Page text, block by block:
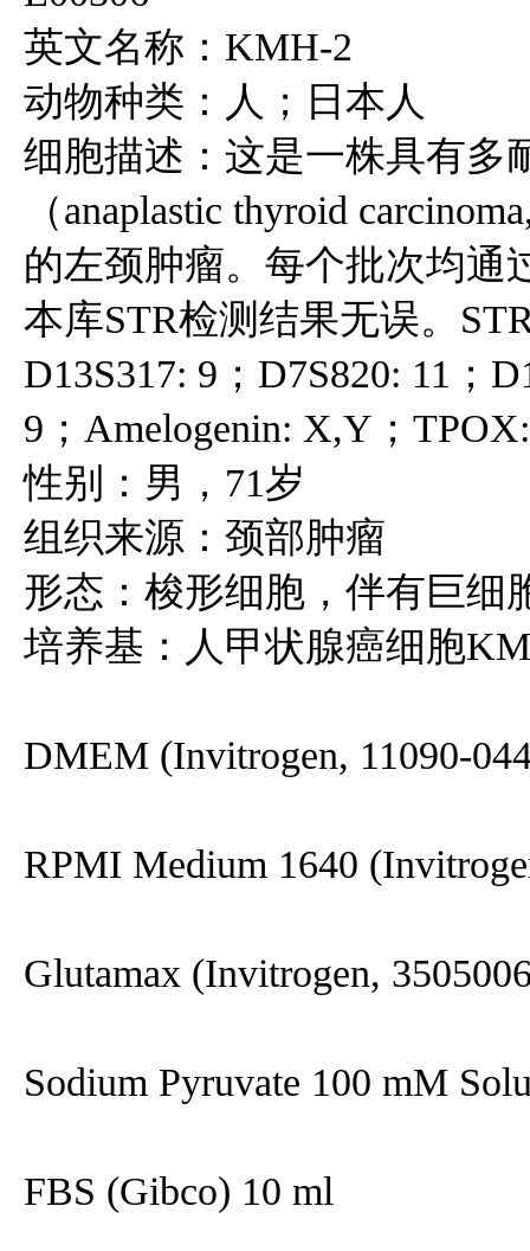
英文名称：KMH-2
动物种类：人；日本人
细胞描述：这是一株具有多
（anaplastic thyroid
的左颈肿瘤。每个批次均通
本库STR检测结果无误。
D13S317: 9；D7S820: 11；
9；Amelogenin: X,Y；
性别：男，71岁
组织来源：颈部肿瘤
形态：梭形细胞，伴有巨细
培养基：人甲状腺癌细胞
DMEM (Invitrogen, 11090-
RPMI Medium 1640
Glutamax (Invitrogen,
Sodium Pyruvate 100 mM
FBS (Gibco) 10 ml